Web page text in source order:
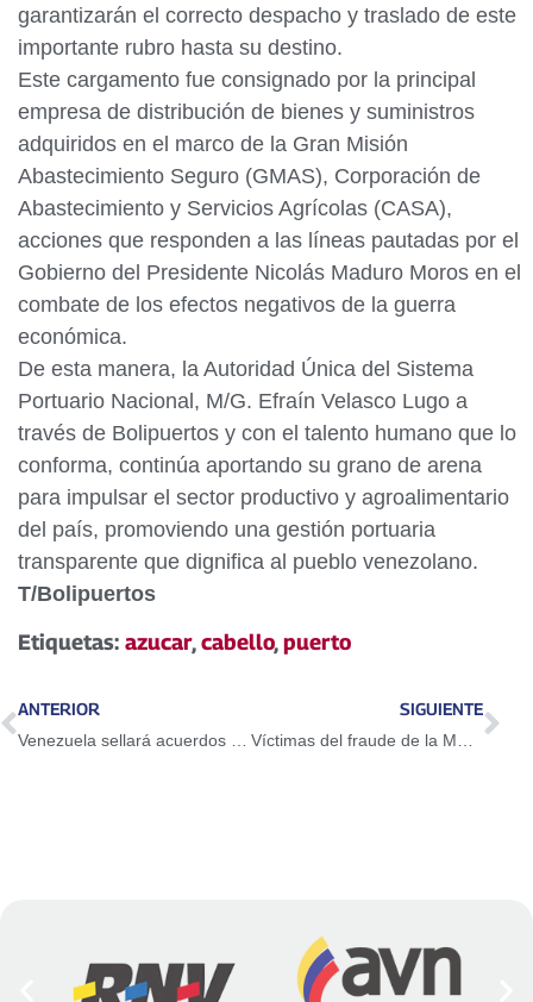
garantizarán el correcto despacho y traslado de este
importante rubro hasta su destino.
Este cargamento fue consignado por la principal
empresa de distribución de bienes y suministros
adquiridos en el marco de la Gran Misión
Abastecimiento Seguro (GMAS), Corporación de
Abastecimiento y Servicios Agrícolas (CASA),
acciones que responden a las líneas pautadas por el
Gobierno del Presidente Nicolás Maduro Moros en el
combate de los efectos negativos de la guerra
económica.
De esta manera, la Autoridad Única del Sistema
Portuario Nacional, M/G. Efraín Velasco Lugo a
través de Bolipuertos y con el talento humano que lo
conforma, continúa aportando su grano de arena
para impulsar el sector productivo y agroalimentario
del país, promoviendo una gestión portuaria
transparente que dignifica al pueblo venezolano.
T/Bolipuertos
Etiquetas: azucar,cabello,puerto
ANTERIOR
Venezuela sellará acuerdos para estabilizar mercado petrolero
SIGUIENTE
Víctimas del fraude de la MUD reciben justicia